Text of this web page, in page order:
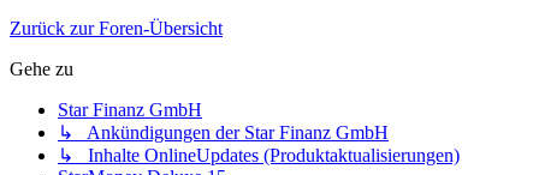
Zurück zur Foren-Übersicht
Gehe zu
Star Finanz GmbH
↳ Ankündigungen der Star Finanz GmbH
↳ Inhalte OnlineUpdates (Produktaktualisierungen)